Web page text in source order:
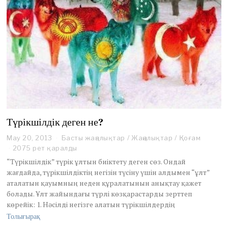
Түрікшілдік деген не?
May 20, 2013 Басты жаңалықтар / Жаңалықтар / Қоғам
2075 рет қаралды
“Түрікшілдік” түрік ұлтын биіктету деген сөз. Ондай
жағдайда, түрікшілдіктің негізін түсіну үшін алдымен “ұлт”
аталатын қауымның неден құралатынын анықтау қажет
болады. Ұлт жайындағы түрлі көзқарастарды зерттеп
көрейік: 1. Нәсілді негізге алатын түрікшілдердің
Толығырақ